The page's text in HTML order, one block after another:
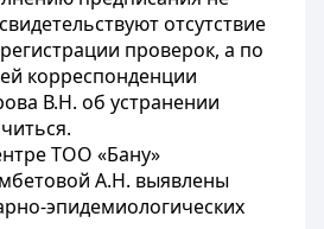
отсутствие
проверок, а по
корреспонденции
В.Н. об устранении
ТОО «Бану»
А.Н. выявлены
эпидемиологических